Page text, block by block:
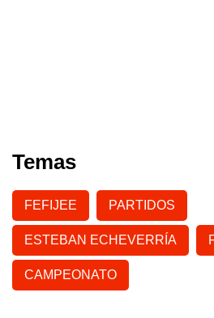
Temas
FEFIJEE PARTIDOS
ESTEBAN ECHEVERRÍA
CAMPEONATO